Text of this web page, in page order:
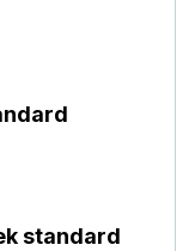
standard